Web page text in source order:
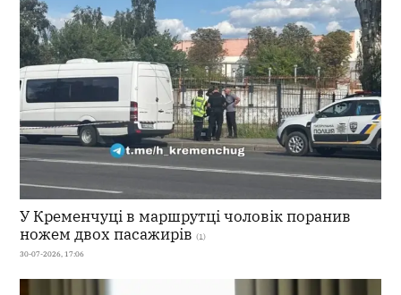
У Кременчуці в маршрутці чоловік поранив
ножем двох пасажирів (1)
30-07-2026, 17:06